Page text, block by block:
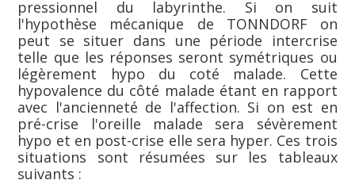
pressionnel du labyrinthe. Si on suit
l'hypothèse mécanique de TONNDORF on
peut se situer dans une période intercrise
telle que les réponses seront symétriques ou
légèrement hypo du coté malade. Cette
hypovalence du côté malade étant en rapport
avec l'ancienneté de l'affection. Si on est en
pré-crise l'oreille malade sera sévèrement
hypo et en post-crise elle sera hyper. Ces trois
situations sont résumées sur les tableaux
suivants :